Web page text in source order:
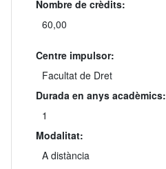
Nombre de crèdits:
60,00
Centre impulsor:
Facultat de Dret
Durada en anys acadèmics:
1
Modalitat:
A distància